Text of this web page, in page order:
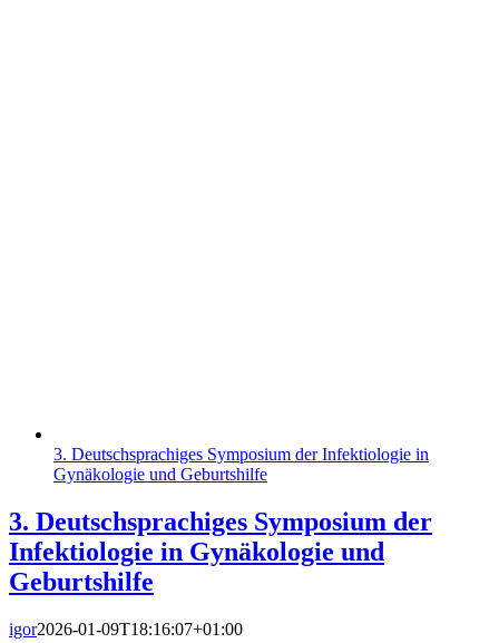
3. Deutschsprachiges Symposium der Infektiologie in
Gynäkologie und Geburtshilfe
3. Deutschsprachiges Symposium der
Infektiologie in Gynäkologie und
Geburtshilfe
igor2026-01-09T18:16:07+01:00